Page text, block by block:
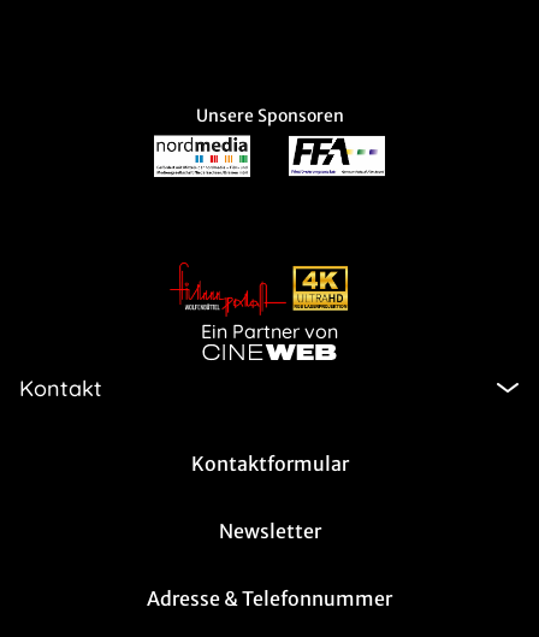
Unsere Sponsoren
Ein Partner von
Kontakt
Kontaktformular
Newsletter
Adresse & Telefonnummer